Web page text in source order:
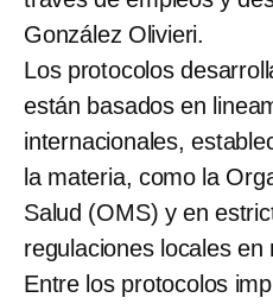
González Olivieri.
Los protocolos
están basados en
internacionales,
la materia, como la
Salud (OMS) y en
regulaciones locales en
Entre los protocolos